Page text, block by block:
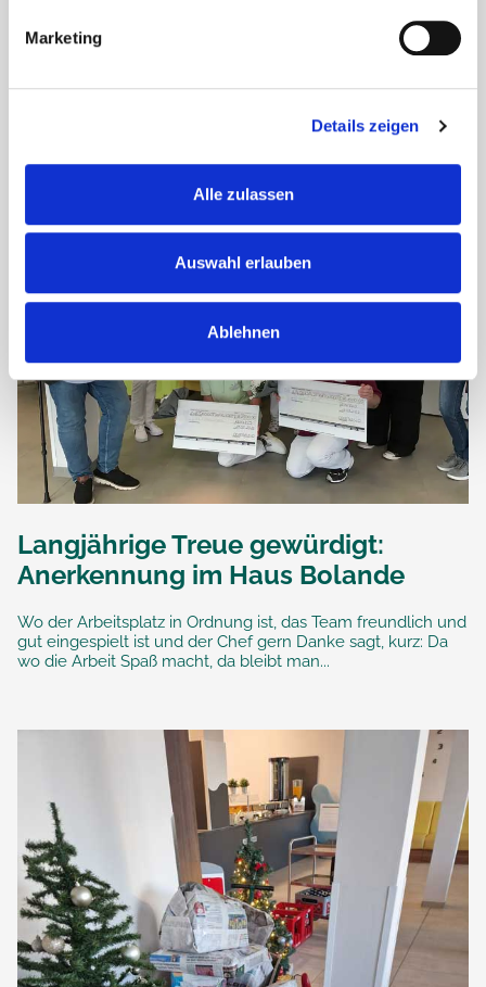
Marketing
Details zeigen
Alle zulassen
Auswahl erlauben
Ablehnen
Fußballjugendmannschaft des SV Preussen Reinfeld mit
neuen Trikots ausgestattet. Durch dieses Sponsoring wird
Langjährige Treue gewürdigt:
Anerkennung im Haus Bolande
Wo der Arbeitsplatz in Ordnung ist, das Team freundlich und
gut eingespielt ist und der Chef gern Danke sagt, kurz: Da
wo die Arbeit Spaß macht, da bleibt man...